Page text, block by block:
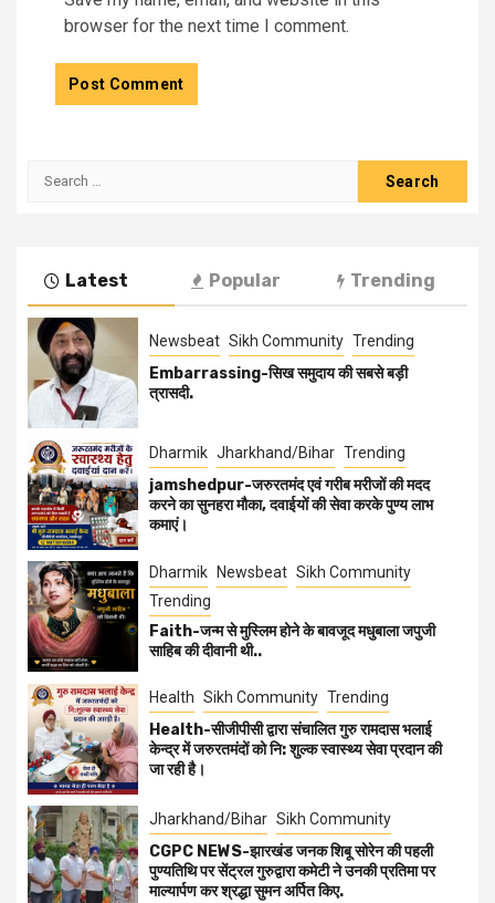
browser for the next time I comment.
Latest Popular Trending
Newsbeat Sikh Community Trending
Embarrassing-सिख समुदाय की सबसे बड़ी
त्रासदी.
Dharmik Jharkhand/Bihar Trending
jamshedpur-जरुरतमंद एवं गरीब मरीजों की मदद
करने का सुनहरा मौका, दवाईयों की सेवा करके पुण्य लाभ
कमाएं।
Dharmik Newsbeat Sikh Community
Trending
Faith-जन्म से मुस्लिम होने के बावजूद मधुबाला जपुजी
साहिब की दीवानी थी..
Health Sikh Community Trending
Health-सीजीपीसी द्वारा संचालित गुरु रामदास भलाई
केन्द्र में जरुरतमंदों को नि: शुल्क स्वास्थ्य सेवा प्रदान की
जा रही है।
Jharkhand/Bihar Sikh Community
CGPC NEWS-झारखंड जनक शिबू सोरेन की पहली
पुण्यतिथि पर सेंट्रल गुरुद्वारा कमेटी ने उनकी प्रतिमा पर
माल्यार्पण कर श्रद्धा सुमन अर्पित किए.